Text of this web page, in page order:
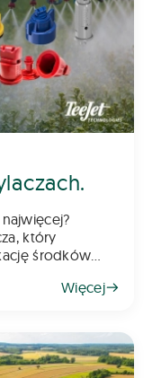
który
środków
Więcej